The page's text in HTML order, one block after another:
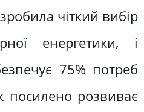
чіткий вибір
енергетики, і
75% потреб
посилено розвиває